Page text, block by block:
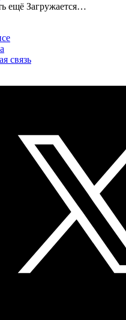
ещё Загружается…
связь